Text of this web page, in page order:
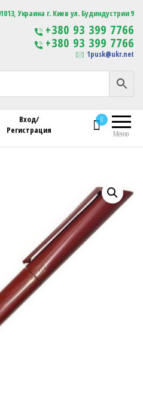
Компания Изготовление
сувенирной продукции
с логотипом
Украина г. Киев ул. Будиндустрии 9
+380 93 399 7766
+380 93 399 7766
1pusk@ukr.net
Меню
0
Вход/
Регистрация